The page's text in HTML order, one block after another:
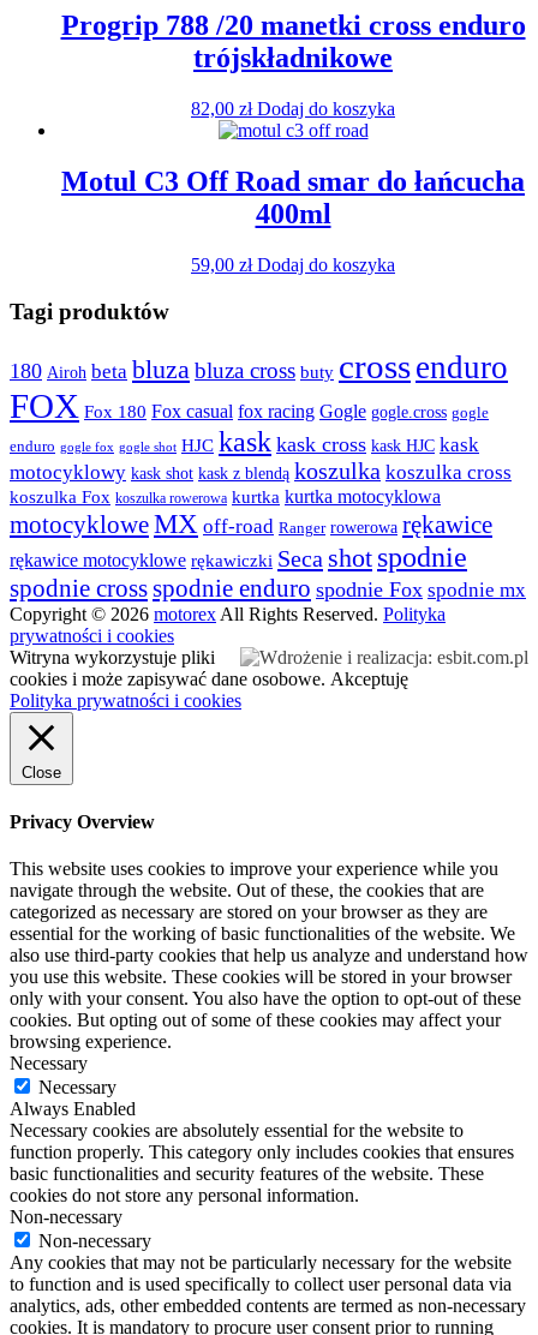
produktu
Progrip 788 /20 manetki cross enduro
trójskładnikowe
82,00 zł Dodaj do koszyka
Motul C3 Off Road smar do łańcucha
400ml
59,00 zł Dodaj do koszyka
Tagi produktów
180 Airoh beta bluzabluza cross buty crossenduro
FOX Fox 180 Fox casual fox racing Gogle gogle.cross gogle
enduro gogle fox gogle shot HJC kask kask cross kask HJC kask
motocyklowy kask shot kask z blendą koszulka koszulka cross
koszulka Fox koszulka rowerowa kurtka kurtka motocyklowa
motocykloweMX off-road Ranger rowerowa rękawice
rękawice motocyklowe rękawiczki Seca shot spodnie
spodnie crossspodnie enduro spodnie Fox spodnie mx
Copyright © 2026 motorex All Rights Reserved. Polityka
prywatności i cookies
Witryna wykorzystuje pliki
cookies i może zapisywać dane osobowe. Akceptuję
Polityka prywatności i cookies
Close
Privacy Overview
This website uses cookies to improve your experience while you
navigate through the website. Out of these, the cookies that are
categorized as necessary are stored on your browser as they are
essential for the working of basic functionalities of the website. We
also use third-party cookies that help us analyze and understand how
you use this website. These cookies will be stored in your browser
only with your consent. You also have the option to opt-out of these
cookies. But opting out of some of these cookies may affect your
browsing experience.
Necessary
Necessary
Always Enabled
Necessary cookies are absolutely essential for the website to
function properly. This category only includes cookies that ensures
basic functionalities and security features of the website. These
cookies do not store any personal information.
Non-necessary
Non-necessary
Any cookies that may not be particularly necessary for the website
to function and is used specifically to collect user personal data via
analytics, ads, other embedded contents are termed as non-necessary
cookies. It is mandatory to procure user consent prior to running